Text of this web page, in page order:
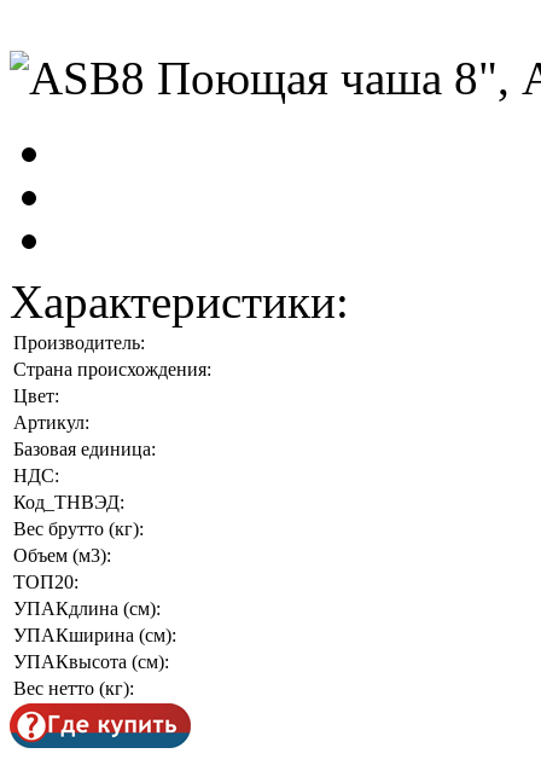
Характеристики:
Производитель:
Страна происхождения:
Цвет:
Артикул:
Базовая единица:
НДС:
Код_ТНВЭД:
Вес брутто (кг):
Объем (м3):
ТОП20:
УПАКдлина (см):
УПАКширина (см):
УПАКвысота (см):
Вес нетто (кг):